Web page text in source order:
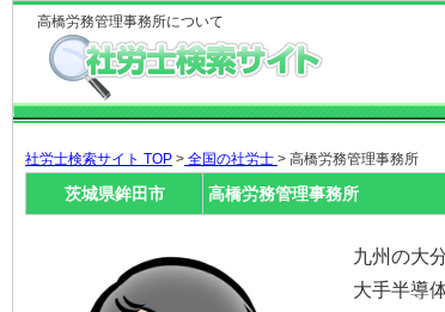
高橋労務管理事務所について
社労士検索サイト TOP > 全国の社労士 > 高橋労務管理事務所
茨城県鉾田市 高橋労務管理事務所
九州の大
大手半導